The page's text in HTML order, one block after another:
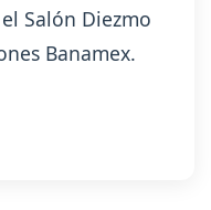
Salón Diezmo
Banamex.